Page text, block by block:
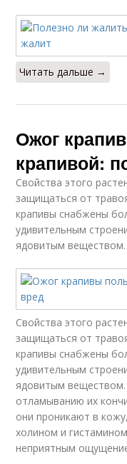
Читать дальше →
Ожог
крапивой:
Свойства этого
защищаться от
крапивы снабжены
удивительным
ядовитым веществом.
Свойства этого
защищаться от
крапивы снабжены
удивительным
ядовитым веществом.
отламыванию их
они проникают в
холином и
неприятным